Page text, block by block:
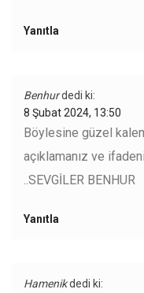
Yanıtla
Benhurdedi ki:
8 Şubat 2024, 13:50
Böylesine güzel
açıklamanız ve
..SEVGİLER BENHUR
Yanıtla
Hamenikdedi ki: